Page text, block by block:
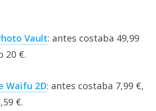
Vault: antes costaba 49,99
20 €.
Waifu 2D: antes costaba 7,99 €,
€.